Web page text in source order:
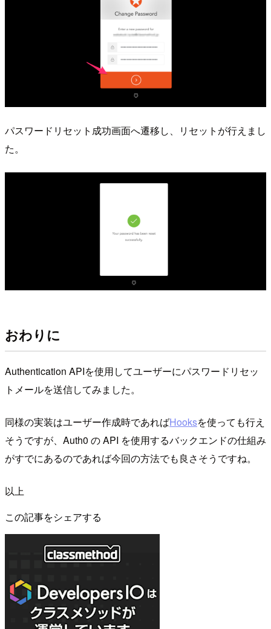
パスワードリセット成功画面へ遷移し、リセットが行えまし
た。
おわりに
Authentication APIを使用してユーザーにパスワードリセッ
トメールを送信してみました。
同様の実装はユーザー作成時であればHooksを使っても行え
そうですが、Auth0 の API を使用するバックエンドの仕組み
がすでにあるのであれば今回の方法でも良さそうですね。
以上
この記事をシェアする